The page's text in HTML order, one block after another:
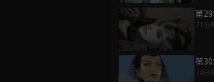
第
71分
第
74分